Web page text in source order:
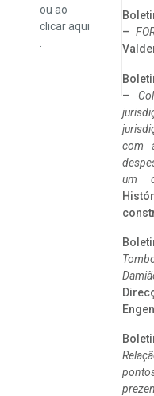
ou ao
clicaraqui
–
–
com
um